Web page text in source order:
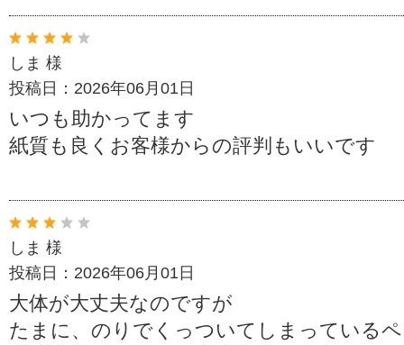
しま 様
投稿日：2026年06月01日
いつも助かってます
紙質も良くお客様からの評判もいいです
しま 様
投稿日：2026年06月01日
大体が大丈夫なのですが
たまに、のりでくっついてしまっている